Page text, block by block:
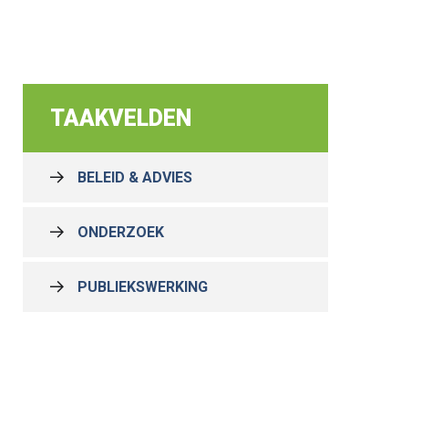
TAAKVELDEN
BELEID & ADVIES
ONDERZOEK
PUBLIEKSWERKING